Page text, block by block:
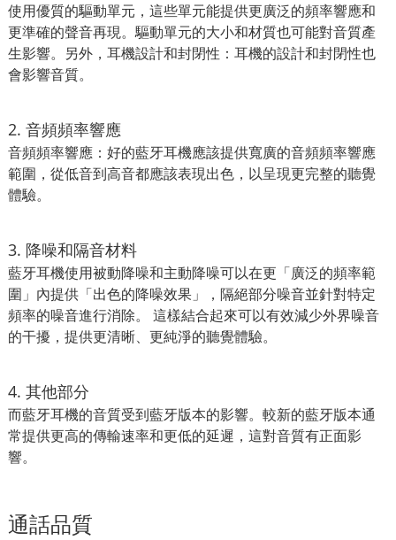
使用優質的驅動單元，這些單元能提供更廣泛的頻率響應和
更準確的聲音再現。驅動單元的大小和材質也可能對音質產
生影響。另外，耳機設計和封閉性：耳機的設計和封閉性也
會影響音質。
2. 音頻頻率響應
音頻頻率響應：好的藍牙耳機應該提供寬廣的音頻頻率響應
範圍，從低音到高音都應該表現出色，以呈現更完整的聽覺
體驗。
3. 降噪和隔音材料
藍牙耳機使用被動降噪和主動降噪可以在更「廣泛的頻率範
圍」內提供「出色的降噪效果」，隔絕部分噪音並針對特定
頻率的噪音進行消除。 這樣結合起來可以有效減少外界噪音
的干擾，提供更清晰、更純淨的聽覺體驗。
4. 其他部分
而藍牙耳機的音質受到藍牙版本的影響。較新的藍牙版本通
常提供更高的傳輸速率和更低的延遲，這對音質有正面影
響。
通話品質